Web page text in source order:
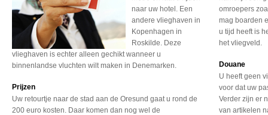
naar uw hotel. Een
andere vlieghaven in
Kopenhagen in
Roskilde. Deze
vlieghaven is echter alleen gechikt wanneer u
binnenlandse vluchten wilt maken in Denemarken.
Prijzen
Uw retourtje naar de stad aan de Oresund gaat u rond de
200 euro kosten. Daar komen dan nog wel de
omroepers
mag boarden
u tijd heeft is
het vliegveld.
Douane
U heeft geen
voor dat uw
Verder zijn er
van artikelen